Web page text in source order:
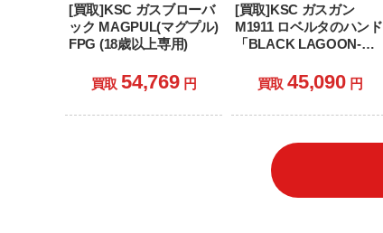
[買取]KSC ガスブローバ
ック MAGPUL(マグプル)
FPG (18歳以上専用)
買取 54,769 円
[買取]KSC ガスガン
M1911 ロベルタのハンド
「BLACK LAGOON-ブ
以上専用)
買取 45,090 円